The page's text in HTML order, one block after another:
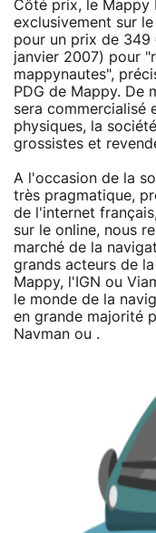
Côté prix, le Mappy
exclusivement sur
pour un prix de 349
janvier 2007) pour
mappynautes",
PDG de Mappy. De
sera commercialisé
physiques, la
grossistes et
A l'occasion de la
très pragmatique,
de l'internet
sur le online, nous
marché de la
grands acteurs de
Mappy, l'IGN ou
le monde de la
en grande majorité
Navman ou .